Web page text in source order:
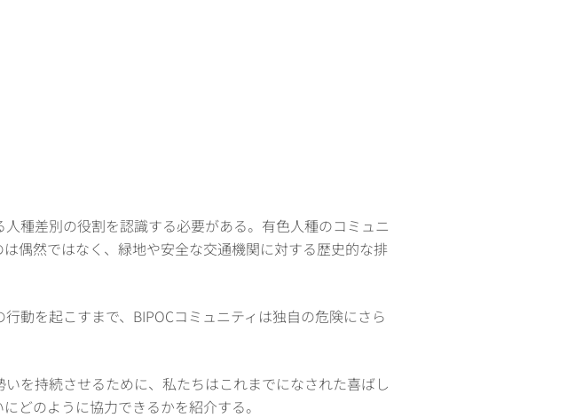
種差別の役割を認識する必要がある。有色人種のコミュニ
は偶然ではなく、緑地や安全な交通機関に対する歴史的な排
動を起こすまで、BIPOCコミュニティは独自の危険にさら
を持続させるために、私たちはこれまでになされた喜ばし
どのように協力できるかを紹介する。